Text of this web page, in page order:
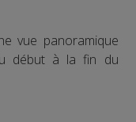
vue panoramique
début à la fin du